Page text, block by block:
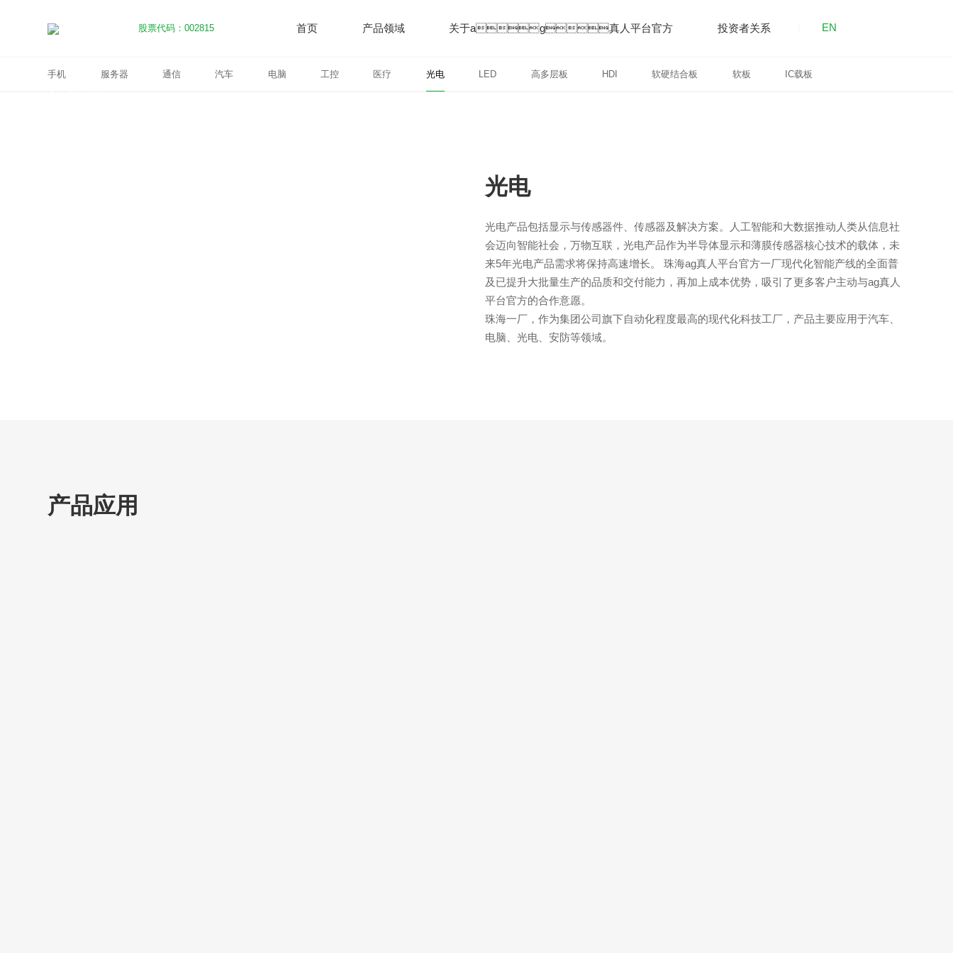
股票代码：002815 EN
首页 产品领域
软板 IC载板
关于ag真人平台官方
工厂介绍 社会责任 ag真人平台官方新闻
投资者关系
公司治理
光电
手机 服务器 通信 汽车 电脑 工控 医疗 光电 LED 高多层板 HDI 软硬结合板 软板 IC载板
光电
光电产品包括显示与传感器件、传感器及解决方案。人工智能和大数据推动人类从信息社
会迈向智能社会，万物互联，光电产品作为半导体显示和薄膜传感器核心技术的载体，未
来5年光电产品需求将保持高速增长。 珠海ag真人平台官方一厂现代化智能产线的全面普
及已提升大批量生产的品质和交付能力，再加上成本优势，吸引了更多客户主动与ag真人
平台官方的合作意愿。
珠海一厂，作为集团公司旗下自动化程度最高的现代化科技工厂，产品主要应用于汽车、
电脑、光电、安防等领域。
产品应用